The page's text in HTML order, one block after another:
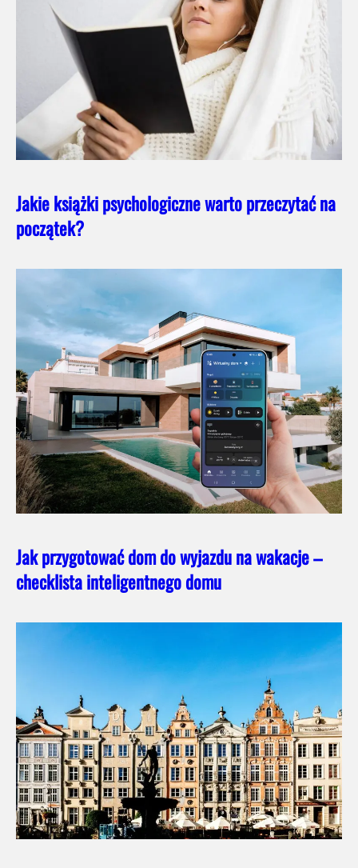
Jakie książki psychologiczne warto przeczytać na
początek?
Jak przygotować dom do wyjazdu na wakacje –
checklista inteligentnego domu